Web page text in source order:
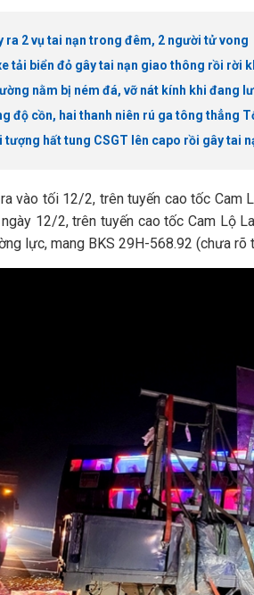
ra 2 vụ tai nạn trong đêm, 2 người tử vong
tải biển đỏ gây tai nạn giao thông rồi rời
nằm bị ném đá, vỡ nát kính khi đang
độ cồn, hai thanh niên rú ga tông thẳng
tượng hất tung CSGT lên capo rồi gây tai
vào tối 12/2, trên tuyến cao tốc Cam
12/2, trên tuyến cao tốc Cam Lộ
lực, mang BKS 29H-568.92 (chưa rõ